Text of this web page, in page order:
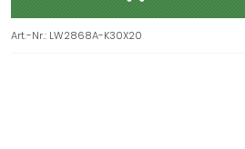
Art.-Nr.: LW2868A-K30X20